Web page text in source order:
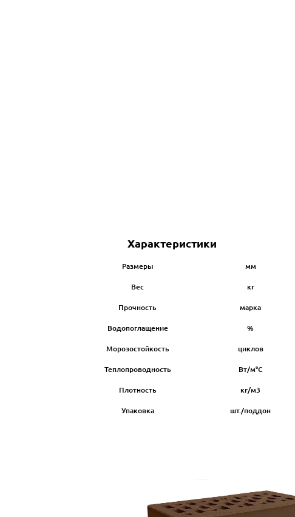
Характеристики
Размеры мм
Вес кг
Прочность марка
Водопоглащение %
Морозостойкость циклов
Теплопроводность Вт/м°С
Плотность кг/м3
Упаковка шт./поддон